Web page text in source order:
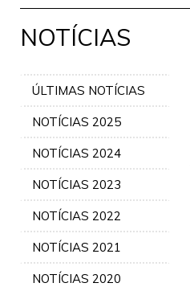
NOTÍCIAS
ÚLTIMAS NOTÍCIAS
NOTÍCIAS 2025
NOTÍCIAS 2024
NOTÍCIAS 2023
NOTÍCIAS 2022
NOTÍCIAS 2021
NOTÍCIAS 2020